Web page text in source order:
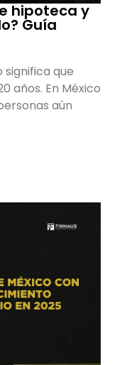
hipoteca y
Guía
que
años. En México
aún